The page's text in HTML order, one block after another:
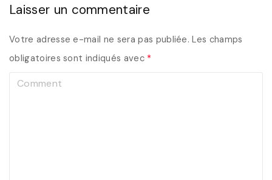
Laisser un commentaire
Votre adresse e-mail ne sera pas publiée. Les champs
obligatoires sont indiqués avec *